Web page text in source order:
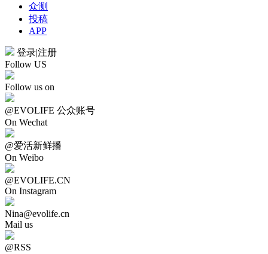
众测
投稿
APP
登录|注册
Follow US
Follow us on
@EVOLIFE 公众账号
On Wechat
@爱活新鲜播
On Weibo
@EVOLIFE.CN
On Instagram
Nina@evolife.cn
Mail us
@RSS